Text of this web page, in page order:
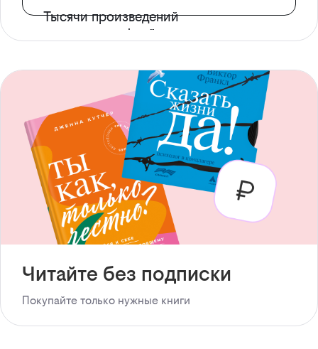
Тысячи произведений
с доступом офлайн
Читайте без подписки
Покупайте только нужные книги